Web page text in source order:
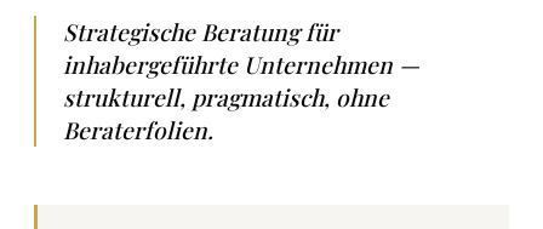
Strategische Beratung für
inhabergeführte Unternehmen —
strukturell, pragmatisch, ohne
Beraterfolien.